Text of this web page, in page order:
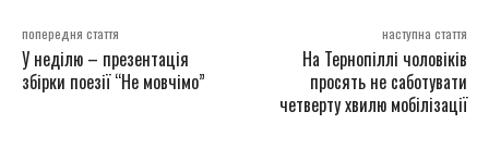
попередня стаття
У неділю – презентація
збірки поезії “Не мовчімо”
наступна стаття
На Тернопіллі чоловіків
просять не саботувати
четверту хвилю мобілізації